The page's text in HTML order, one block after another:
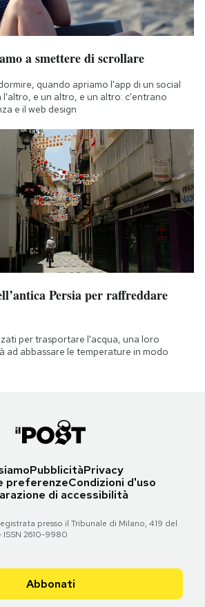
a smettere di scrollare
quando apriamo l'app di un social
l'altro, e un altro, e un altro: c'entrano
e il web design
Persia per raffreddare
per trasportare l'acqua, una loro
ad abbassare le temperature in modo
PubblicitàPrivacy
preferenzeCondizioni d'uso
di accessibilità
presso il Tribunale di Milano, 419 del
2610-9980
Abbonati